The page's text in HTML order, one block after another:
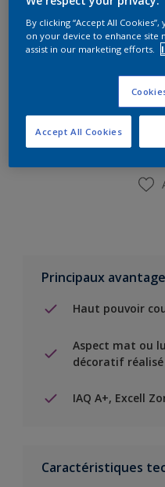
Ajouter
Principaux
Haut pouvoir
Aspect mat ou
décoratif réalisé
IAQ A+, Excell
Caractéristiques
By clicking “Accept All
on your device to enhance site
assist in our marketing efforts.
Accept All Cookies